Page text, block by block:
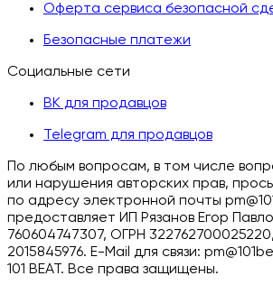
Оферта сервиса безопасной
Безопасные платежи
Социальные сети
ВК для продавцов
Telegram для продавцов
По любым вопросам, в том числе
или нарушения авторских прав,
по адресу электронной почты
предоставляет ИП Рязанов Егор
760604747307, ОГРН
2015845976. E-Mail для связи:
101 BEAT. Все права защищены.